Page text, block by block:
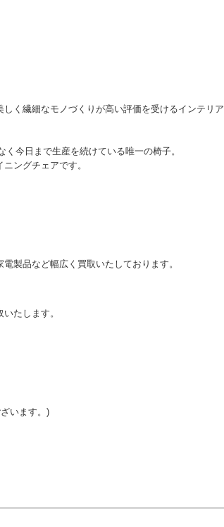
く繊細なモノづくりが高い評価を受けるインテリア
今日まで生産を続けている唯一の椅子。
ングチェアです。
製品など幅広く買取いたしております。
たします。
います。)